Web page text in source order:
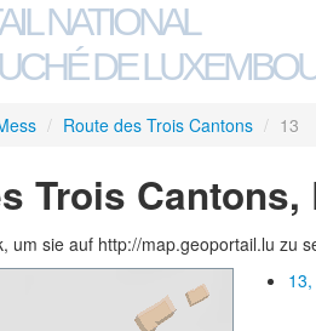
NATIONAL
DE
/ Route des Trois Cantons / 13
Trois
um sie auf http://map.geoportail.lu zu